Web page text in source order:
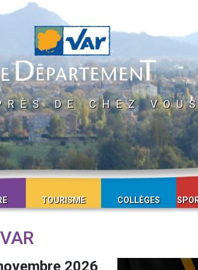
de chez
TOURISME COLLÈGES
2026